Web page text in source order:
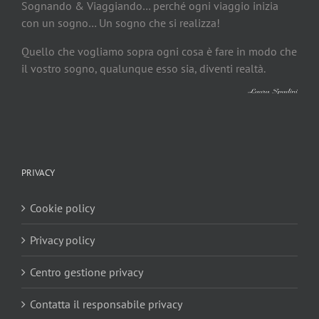
Sognando & Viaggiando… perché ogni viaggio inizia
con un sogno… Un sogno che si realizza!
Quello che vogliamo sopra ogni cosa è fare in modo che
il vostro sogno, qualunque esso sia, diventi realtà.
PRIVACY
Cookie policy
Privacy policy
Centro gestione privacy
Contatta il responsabile privacy